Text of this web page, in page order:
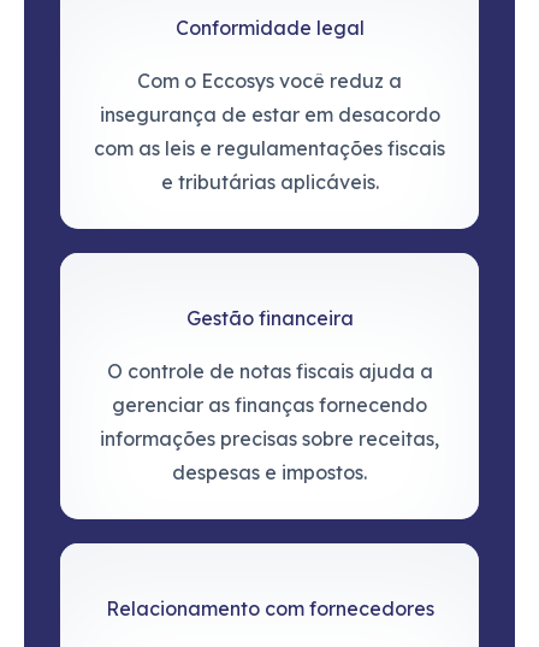
Conformidade legal
Com o Eccosys você reduz a
insegurança de estar em desacordo
com as leis e regulamentações fiscais
e tributárias aplicáveis.
Gestão financeira
O controle de notas fiscais ajuda a
gerenciar as finanças fornecendo
informações precisas sobre receitas,
despesas e impostos.
Relacionamento com fornecedores